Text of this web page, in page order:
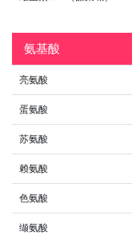
氨基酸
亮氨酸
蛋氨酸
苏氨酸
赖氨酸
色氨酸
缬氨酸